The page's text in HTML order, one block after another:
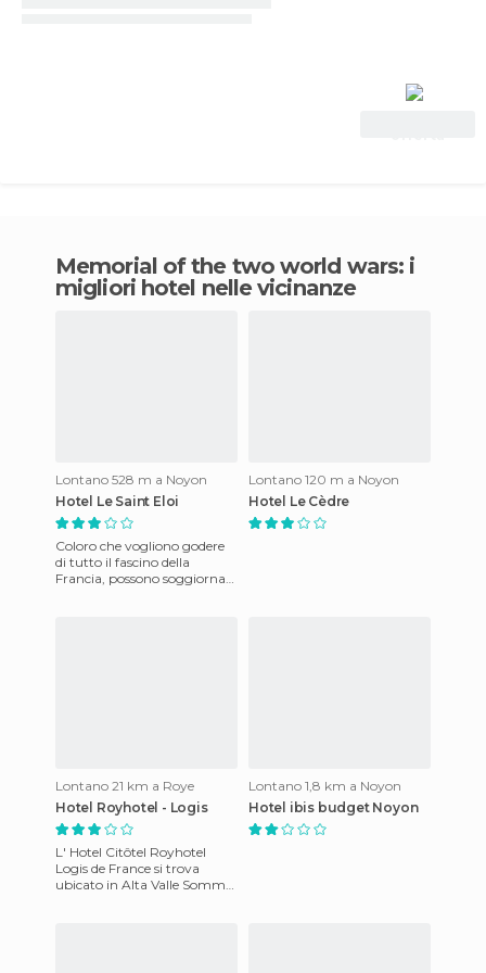
Memorial of the two world wars: i
migliori hotel nelle vicinanze
Lontano 528 m a Noyon
Hotel Le Saint Eloi
Coloro che vogliono godere
di tutto il fascino della
Francia, possono soggiornare
Lontano 120 m a Noyon
Hotel Le Cèdre
Lontano 21 km a Roye
Hotel Royhotel - Logis
L' Hotel Citôtel Royhotel
Logis de France si trova
ubicato in Alta Valle Somme.
Lontano 1,8 km a Noyon
Hotel ibis budget Noyon